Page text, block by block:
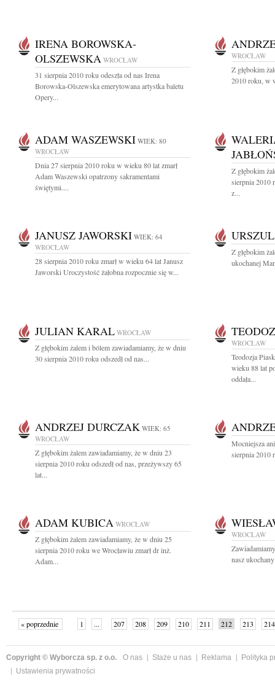
IRENA BOROWSKA-
OLSZEWSKA WROCŁAW
31 sierpnia 2010 roku odeszła od nas Irena
Borowska-Olszewska emerytowana artystka baletu
Opery...
WROCŁAW
Z głębokim
2010 roku, w
ADAM WASZEWSKI WIEK: 80
WROCŁAW
Dnia 27 sierpnia 2010 roku w wieku 80 lat zmarł
Adam Waszewski opatrzony sakramentami
świętymi....
Z głębokim
sierpnia 2010
z...
JANUSZ JAWORSKI WIEK: 64
WROCŁAW
28 sierpnia 2010 roku zmarł w wieku 64 lat Janusz
Jaworski Uroczystość żałobna rozpocznie się w...
Z głębokim
ukochanej
JULIAN KARAL WROCŁAW
Z głębokim żalem i bólem zawiadamiamy, że w dniu
30 sierpnia 2010 roku odszedł od nas...
WROCŁAW
Teodozja
wieku 88 lat
oddała...
ANDRZEJ DURCZAK WIEK: 65
WROCŁAW
Z głębokim żalem zawiadamiamy, że w dniu 23
sierpnia 2010 roku odszedł od nas, przeżywszy 65
lat...
Mocniejsza
sierpnia 2010
ADAM KUBICA WROCŁAW
Z głębokim żalem zawiadamiamy, że w dniu 25
sierpnia 2010 roku we Wrocławiu zmarł dr inż.
Adam...
WROCŁAW
nasz
« poprzednie 1 ... 207 208 209 210 211 212 213
214
Copyright © Wyborcza sp. z o.o. O nas Staże u nas Reklama
Polityka
Ustawienia prywatności